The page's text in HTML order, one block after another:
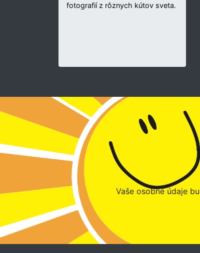
fotografií z rôznych kútov sveta.
Vaše osobné údaje